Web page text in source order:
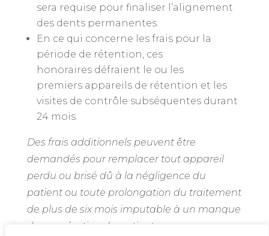
sera requise pour finaliser l’alignement
des dents permanentes.
En ce qui concerne les frais pour la
période de rétention, ces
honoraires défraient le ou les
premiers appareils de rétention et les
visites de contrôle subséquentes durant
24 mois.
Des frais additionnels peuvent être
demandés pour remplacer tout appareil
perdu ou brisé dû à la négligence du
patient ou toute prolongation du traitement
de plus de six mois imputable à un manque
de coopération du patient.